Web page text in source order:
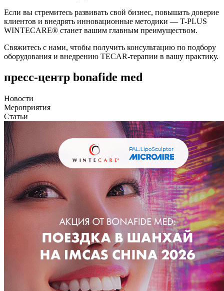
Если вы стремитесь развивать свой бизнес, повышать доверие
клиентов и внедрять инновационные методики — T-PLUS
WINTECARE® станет вашим главным преимуществом.
Свяжитесь с нами, чтобы получить консультацию по подбору
оборудования и внедрению TECAR-терапии в вашу практику.
пресс-центр bonafide med
Новости
Мероприятия
Статьи